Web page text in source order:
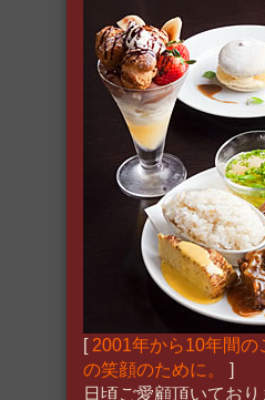
[ 2001年から10年間
の笑顔のために。
]
日頃ご愛顧頂いてお